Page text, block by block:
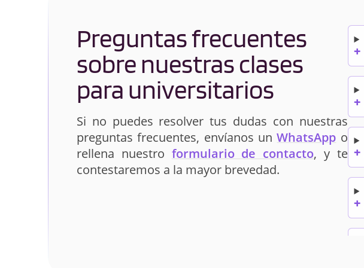
Preguntas frecuentes
sobre nuestras clases
para universitarios
Si no puedes resolver tus dudas con nuestras
preguntas frecuentes, envíanos unWhatsApp o
rellena nuestro formulario de contacto, y te
contestaremos a la mayor brevedad.
+
+
+
+